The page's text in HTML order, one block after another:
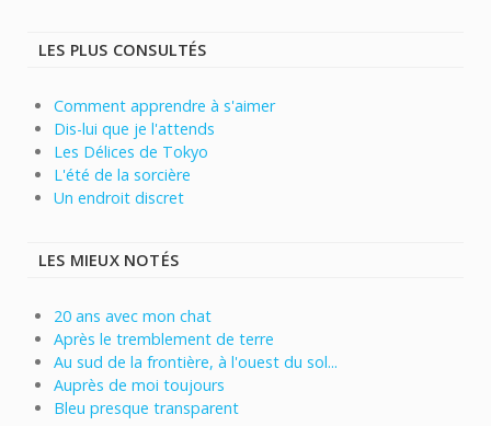
LES PLUS CONSULTÉS
Comment apprendre à s'aimer
Dis-lui que je l'attends
Les Délices de Tokyo
L'été de la sorcière
Un endroit discret
LES MIEUX NOTÉS
20 ans avec mon chat
Après le tremblement de terre
Au sud de la frontière, à l'ouest du sol...
Auprès de moi toujours
Bleu presque transparent